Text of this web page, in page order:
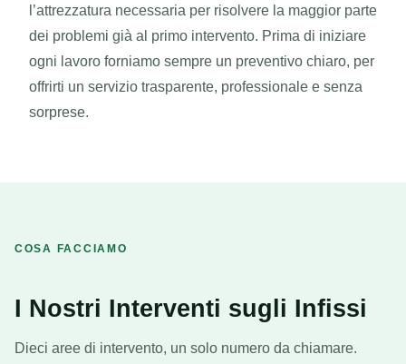
l’attrezzatura necessaria per risolvere la maggior parte
dei problemi già al primo intervento. Prima di iniziare
ogni lavoro forniamo sempre un preventivo chiaro, per
offrirti un servizio trasparente, professionale e senza
sorprese.
COSA FACCIAMO
I Nostri Interventi sugli Infissi
Dieci aree di intervento, un solo numero da chiamare.